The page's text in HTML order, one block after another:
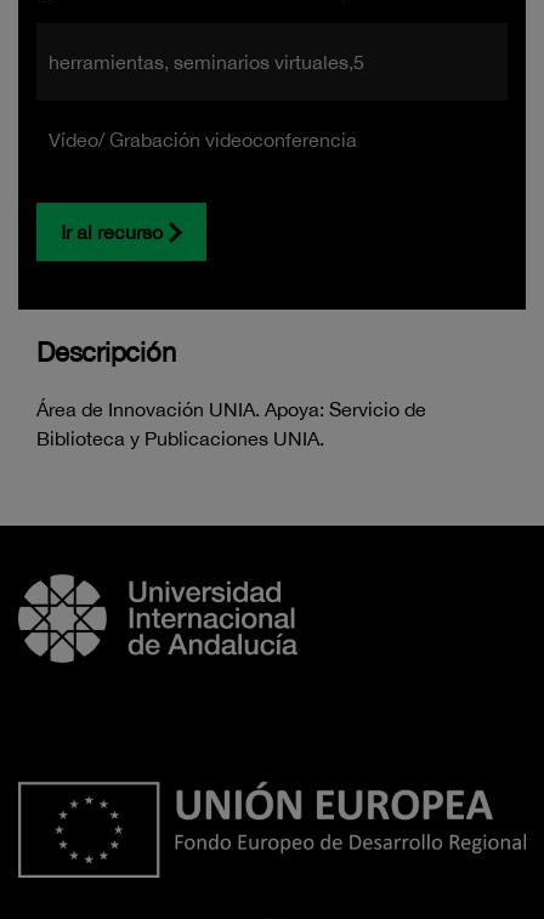
herramientas, seminarios virtuales,5
Vídeo/ Grabación videoconferencia
Ir al recurso
Descripción
Área de Innovación UNIA. Apoya: Servicio de
Biblioteca y Publicaciones UNIA.